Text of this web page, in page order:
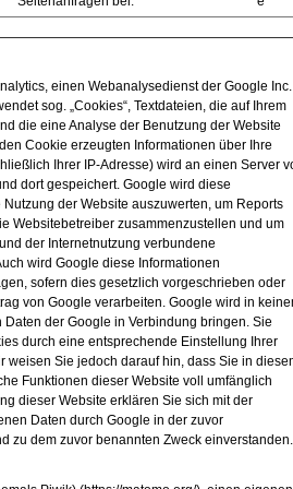
einen Webanalysedienst der Google Inc.
sog. „Cookies“, Textdateien, die auf Ihrem
die eine Analyse der Benutzung der Website
Cookie erzeugten Informationen über Ihre
Ihrer IP-Adresse) wird an einen Server
dort gespeichert. Google wird diese
der Website auszuwerten, um Reports
Websitebetreiber zusammenzustellen und um
der Internetnutzung verbundene
wird Google diese Informationen
sofern dies gesetzlich vorgeschrieben oder
von Google verarbeiten. Google wird in
Daten der Google in Verbindung bringen. Sie
durch eine entsprechende Einstellung Ihrer
weisen Sie jedoch darauf hin, dass Sie in
Funktionen dieser Website voll umfänglich
dieser Website erklären Sie sich mit der
Daten durch Google in der zuvor
zu dem zuvor benannten Zweck einverstanden.